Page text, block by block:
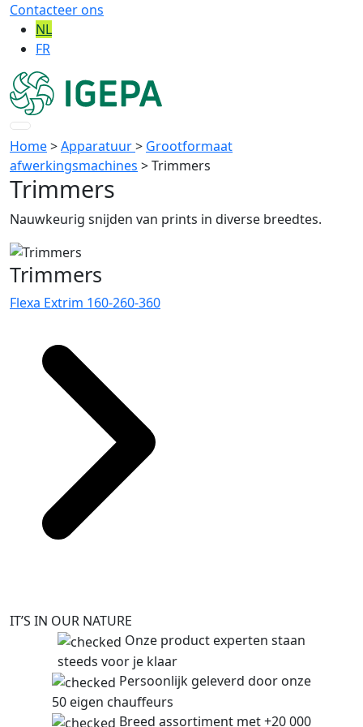
Contacteer ons
NL
FR
Home>Apparatuur> Grootformaat
afwerkingsmachines >Trimmers
Trimmers
Nauwkeurig snijden van prints in diverse breedtes.
Trimmers
Flexa Extrim 160-260-360
IT’S IN OUR NATURE
Onze product experten staan
steeds voor je klaar
Persoonlijk geleverd door onze
50 eigen chauffeurs
Breed assortiment met +20 000